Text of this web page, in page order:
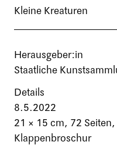
Kleine Kreaturen
Herausgeber:in
Staatliche
Details
8.5.2022
21 × 15 cm, 72 Seiten
Klappenbroschur